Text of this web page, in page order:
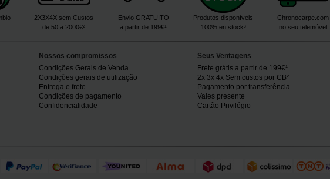
2X3X4X sem Custos
de 50 a 2000€²
Envio GRATUITO
a partir de 199€¹
Produtos disponíveis
100% en stock³
Chronocarpe.com
no seu telemóvel
Nossos compromissos
Condições Gerais de Venda
Condições gerais de utilização
Entrega e frete
Condições de pagamento
Confidencialidade
Seus Ventagens
Frete grátis a partir de 199€¹
2x 3x 4x Sem custos por CB²
Pagamento por transferência
Vales presente
Cartão Privilégio